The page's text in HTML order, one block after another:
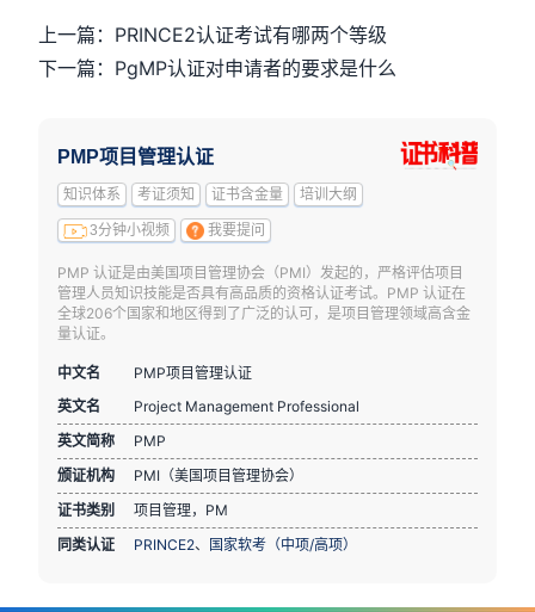
上一篇：PRINCE2认证考试有哪两个等级
下一篇：PgMP认证对申请者的要求是什么
PMP项目管理认证
知识体系 考证须知 证书含金量 培训大纲
3分钟小视频 我要提问
PMP 认证是由美国项目管理协会（PMI）发起的，严格评估项目
管理人员知识技能是否具有高品质的资格认证考试。PMP 认证在
全球206个国家和地区得到了广泛的认可，是项目管理领域高含金
量认证。
中文名
PMP项目管理认证
英文名
Project Management Professional
英文简称
PMP
颁证机构
PMI（美国项目管理协会）
证书类别
项目管理，PM
同类认证
PRINCE2、 国家软考（中项/高项）